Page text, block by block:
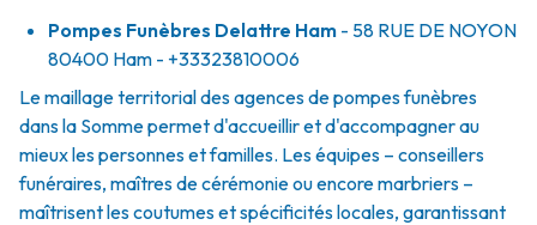
Pompes Funèbres Delattre Ham - 58 RUE DE NOYON
80400 Ham - +33323810006
Le maillage territorial des agences de pompes funèbres
dans la Somme permet d'accueillir et d'accompagner au
mieux les personnes et familles. Les équipes – conseillers
funéraires, maîtres de cérémonie ou encore marbriers –
maîtrisent les coutumes et spécificités locales, garantissant